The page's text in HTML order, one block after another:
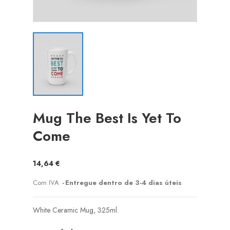
Mug The Best Is Yet To
Come
14,64 €
Com IVA Entregue dentro de 3-4 dias úteis
White Ceramic Mug, 325ml.